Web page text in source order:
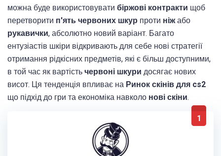
можна буде використовувати біржові контракти щоб
перетворити п'ять червоних шкур проти ніжабо
рукавички, абсолютно новий варіант. Багато
ентузіастів шкіри відкривають для себе нові стратегії
отримання рідкісних предметів, які є більш доступними,
в той час як вартість червоні шкури досягає нових
висот. Ця тенденція впливає на Ринок скінів для cs2
що підхід до гри та економіка навколо нові скіни.
1